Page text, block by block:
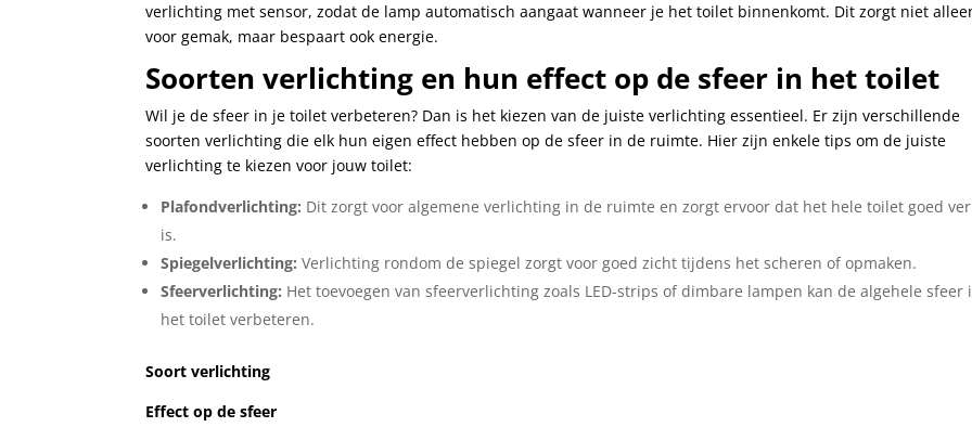
verlichting met sensor, zodat de lamp automatisch aangaat wanneer je het toilet binnenkomt. Dit zorgt niet
voor gemak, maar bespaart ook energie.
Soorten verlichting en hun effect op de sfeer in het toilet
Wil je de sfeer in je toilet verbeteren? Dan is het kiezen van de juiste verlichting essentieel. Er zijn verschillende
soorten verlichting die elk hun eigen effect hebben op de sfeer in de ruimte. Hier zijn enkele tips om de juiste
verlichting te kiezen voor jouw toilet:
Plafondverlichting: Dit zorgt voor algemene verlichting in de ruimte en zorgt ervoor dat het hele toilet goed
is.
Spiegelverlichting: Verlichting rondom de spiegel zorgt voor goed zicht tijdens het scheren of opmaken.
Sfeerverlichting: Het toevoegen van sfeerverlichting zoals LED-strips of dimbare lampen kan de algehele sfeer
het toilet verbeteren.
Soort verlichting
Effect op de sfeer